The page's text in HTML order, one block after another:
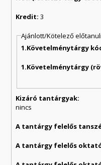
Kredit:3
Ajánlott/Kötelező
1.Követelménytárgy
1.Követelménytárgy
Kizáró tantárgyak:
nincs
A tantárgy felelős
A tantárgy felelős